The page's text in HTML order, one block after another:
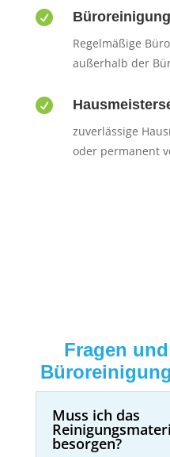
 Büroreinigung
Regelmäßige
außerhalb der

zuverlässige
oder permanent
Fragen
Muss ich das
besorgen?